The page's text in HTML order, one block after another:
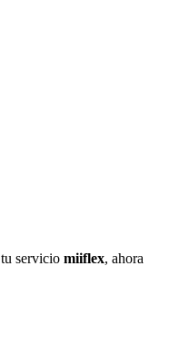
servicio miiflex, ahora